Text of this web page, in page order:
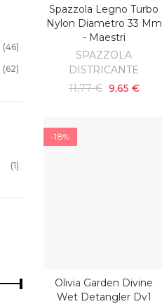
AGGIUNGI AL CARRELLO
Spazzola Legno Turbo
Nylon Diametro 33 Mm
- Maestri
SPAZZOLA
DISTRICANTE
11,77 € 9,65 €
-18%
AGGIUNGI AL CARRELLO
Olivia Garden Divine
Wet Detangler Dv1
(46)
(62)
(1)